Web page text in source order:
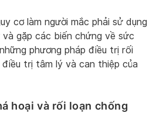
cơ làm người mắc phải sử dụng
gặp các biến chứng về sức
phương pháp điều trị rối
trị tâm lý và can thiệp của
hoại và rối loạn chống